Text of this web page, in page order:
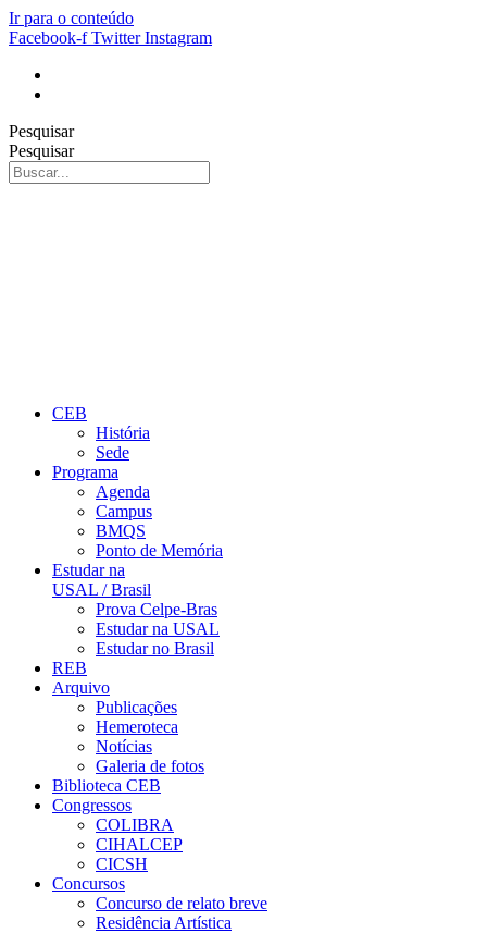
Ir para o conteúdo
Facebook-f Twitter Instagram
Pesquisar
Pesquisar
CEB
História
Sede
Programa
Agenda
Campus
BMQS
Ponto de Memória
Estudar na
USAL / Brasil
Prova Celpe-Bras
Estudar na USAL
Estudar no Brasil
REB
Arquivo
Publicações
Hemeroteca
Notícias
Galeria de fotos
Biblioteca CEB
Congressos
COLIBRA
CIHALCEP
CICSH
Concursos
Concurso de relato breve
Residência Artística